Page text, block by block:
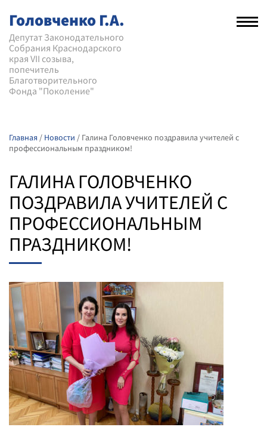
Головченко Г.А.
Депутат Законодательного
Собрания Краснодарского
края VII созыва,
попечитель
Благотворительного
Фонда "Поколение"
Главная / Новости / Галина Головченко поздравила учителей с
профессиональным праздником!
ГАЛИНА ГОЛОВЧЕНКО
ПОЗДРАВИЛА УЧИТЕЛЕЙ С
ПРОФЕССИОНАЛЬНЫМ
ПРАЗДНИКОМ!